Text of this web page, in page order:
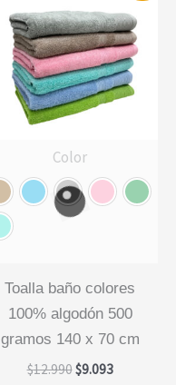
Color
toalla baño colores
100% algodón 500
gramos 140 x 70 cm
$12.990El
$9.093El